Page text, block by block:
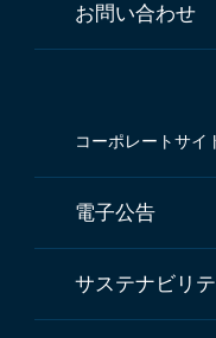
お問い合わせ
コーポレートサイ
電子公告
サステナビリ